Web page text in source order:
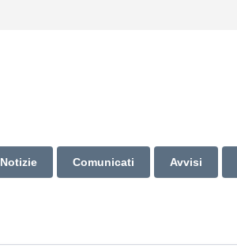
Notizie Comunicati Avvisi